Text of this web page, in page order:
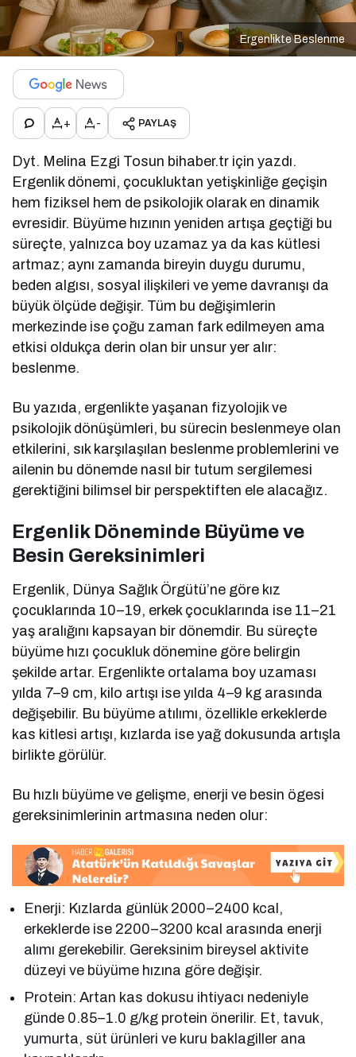
Ergenlikte Beslenme
+ - PAYLAŞ
Dyt. Melina Ezgi Tosun bihaber.tr için yazdı.
Ergenlik dönemi, çocukluktan yetişkinliğe geçişin
hem fiziksel hem de psikolojik olarak en dinamik
evresidir. Büyüme hızının yeniden artışa geçtiği bu
süreçte, yalnızca boy uzamaz ya da kas kütlesi
artmaz; aynı zamanda bireyin duygu durumu,
beden algısı, sosyal ilişkileri ve yeme davranışı da
büyük ölçüde değişir. Tüm bu değişimlerin
merkezinde ise çoğu zaman fark edilmeyen ama
etkisi oldukça derin olan bir unsur yer alır:
beslenme.
Bu yazıda, ergenlikte yaşanan fizyolojik ve
psikolojik dönüşümleri, bu sürecin beslenmeye olan
etkilerini, sık karşılaşılan beslenme problemlerini ve
ailenin bu dönemde nasıl bir tutum sergilemesi
gerektiğini bilimsel bir perspektiften ele alacağız.
Ergenlik Döneminde Büyüme ve
Besin Gereksinimleri
Ergenlik, Dünya Sağlık Örgütü’ne göre kız
çocuklarında 10–19, erkek çocuklarında ise 11–21
yaş aralığını kapsayan bir dönemdir. Bu süreçte
büyüme hızı çocukluk dönemine göre belirgin
şekilde artar. Ergenlikte ortalama boy uzaması
yılda 7–9 cm, kilo artışı ise yılda 4–9 kg arasında
değişebilir. Bu büyüme atılımı, özellikle erkeklerde
kas kitlesi artışı, kızlarda ise yağ dokusunda artışla
birlikte görülür.
Bu hızlı büyüme ve gelişme, enerji ve besin ögesi
gereksinimlerinin artmasına neden olur:
Enerji: Kızlarda günlük 2000–2400 kcal,
erkeklerde ise 2200–3200 kcal arasında enerji
alımı gerekebilir. Gereksinim bireysel aktivite
düzeyi ve büyüme hızına göre değişir.
Protein: Artan kas dokusu ihtiyacı nedeniyle
günde 0.85–1.0 g/kg protein önerilir. Et, tavuk,
yumurta, süt ürünleri ve kuru baklagiller ana